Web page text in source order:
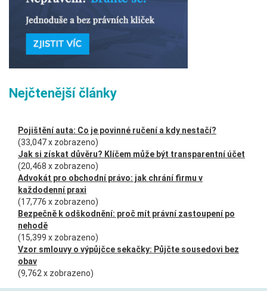
Nejčtenější články
Pojištění auta: Co je povinné ručení a kdy nestačí?
(33,047 x zobrazeno)
Jak si získat důvěru? Klíčem může být transparentní účet
(20,468 x zobrazeno)
Advokát pro obchodní právo: jak chrání firmu v
každodenní praxi
(17,776 x zobrazeno)
Bezpečně k odškodnění: proč mít právní zastoupení po
nehodě
(15,399 x zobrazeno)
Vzor smlouvy o výpůjčce sekačky: Půjčte sousedovi bez
obav
(9,762 x zobrazeno)